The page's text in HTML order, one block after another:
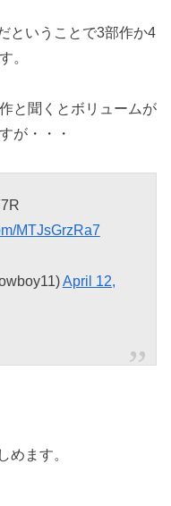
ということで3部作か4
。
と聞くとボリュームが
が・・・
MTJsGrzRa7
April 12,
めます。